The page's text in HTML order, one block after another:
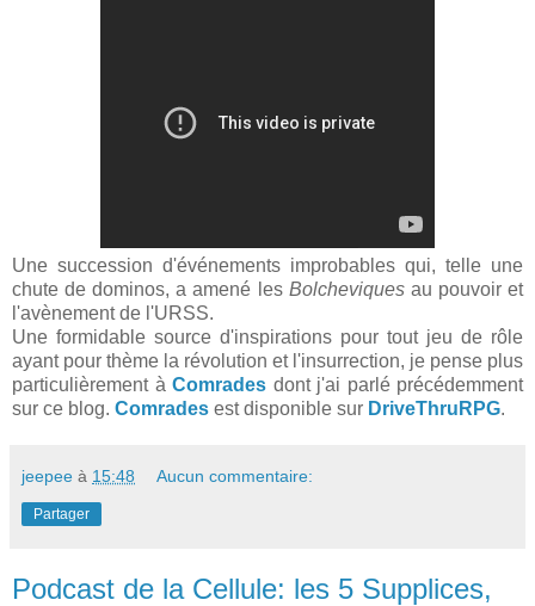
Une succession d'événements improbables qui, telle une
chute de dominos, a amené les Bolcheviques au pouvoir et
l'avènement de l'URSS.
Une formidable source d'inspirations pour tout jeu de rôle
ayant pour thème la révolution et l'insurrection, je pense plus
particulièrement à Comrades dont j'ai parlé précédemment
sur ce blog. Comrades est disponible sur DriveThruRPG.
jeepee à 15:48 Aucun commentaire:
Partager
Podcast de la Cellule: les 5 Supplices,